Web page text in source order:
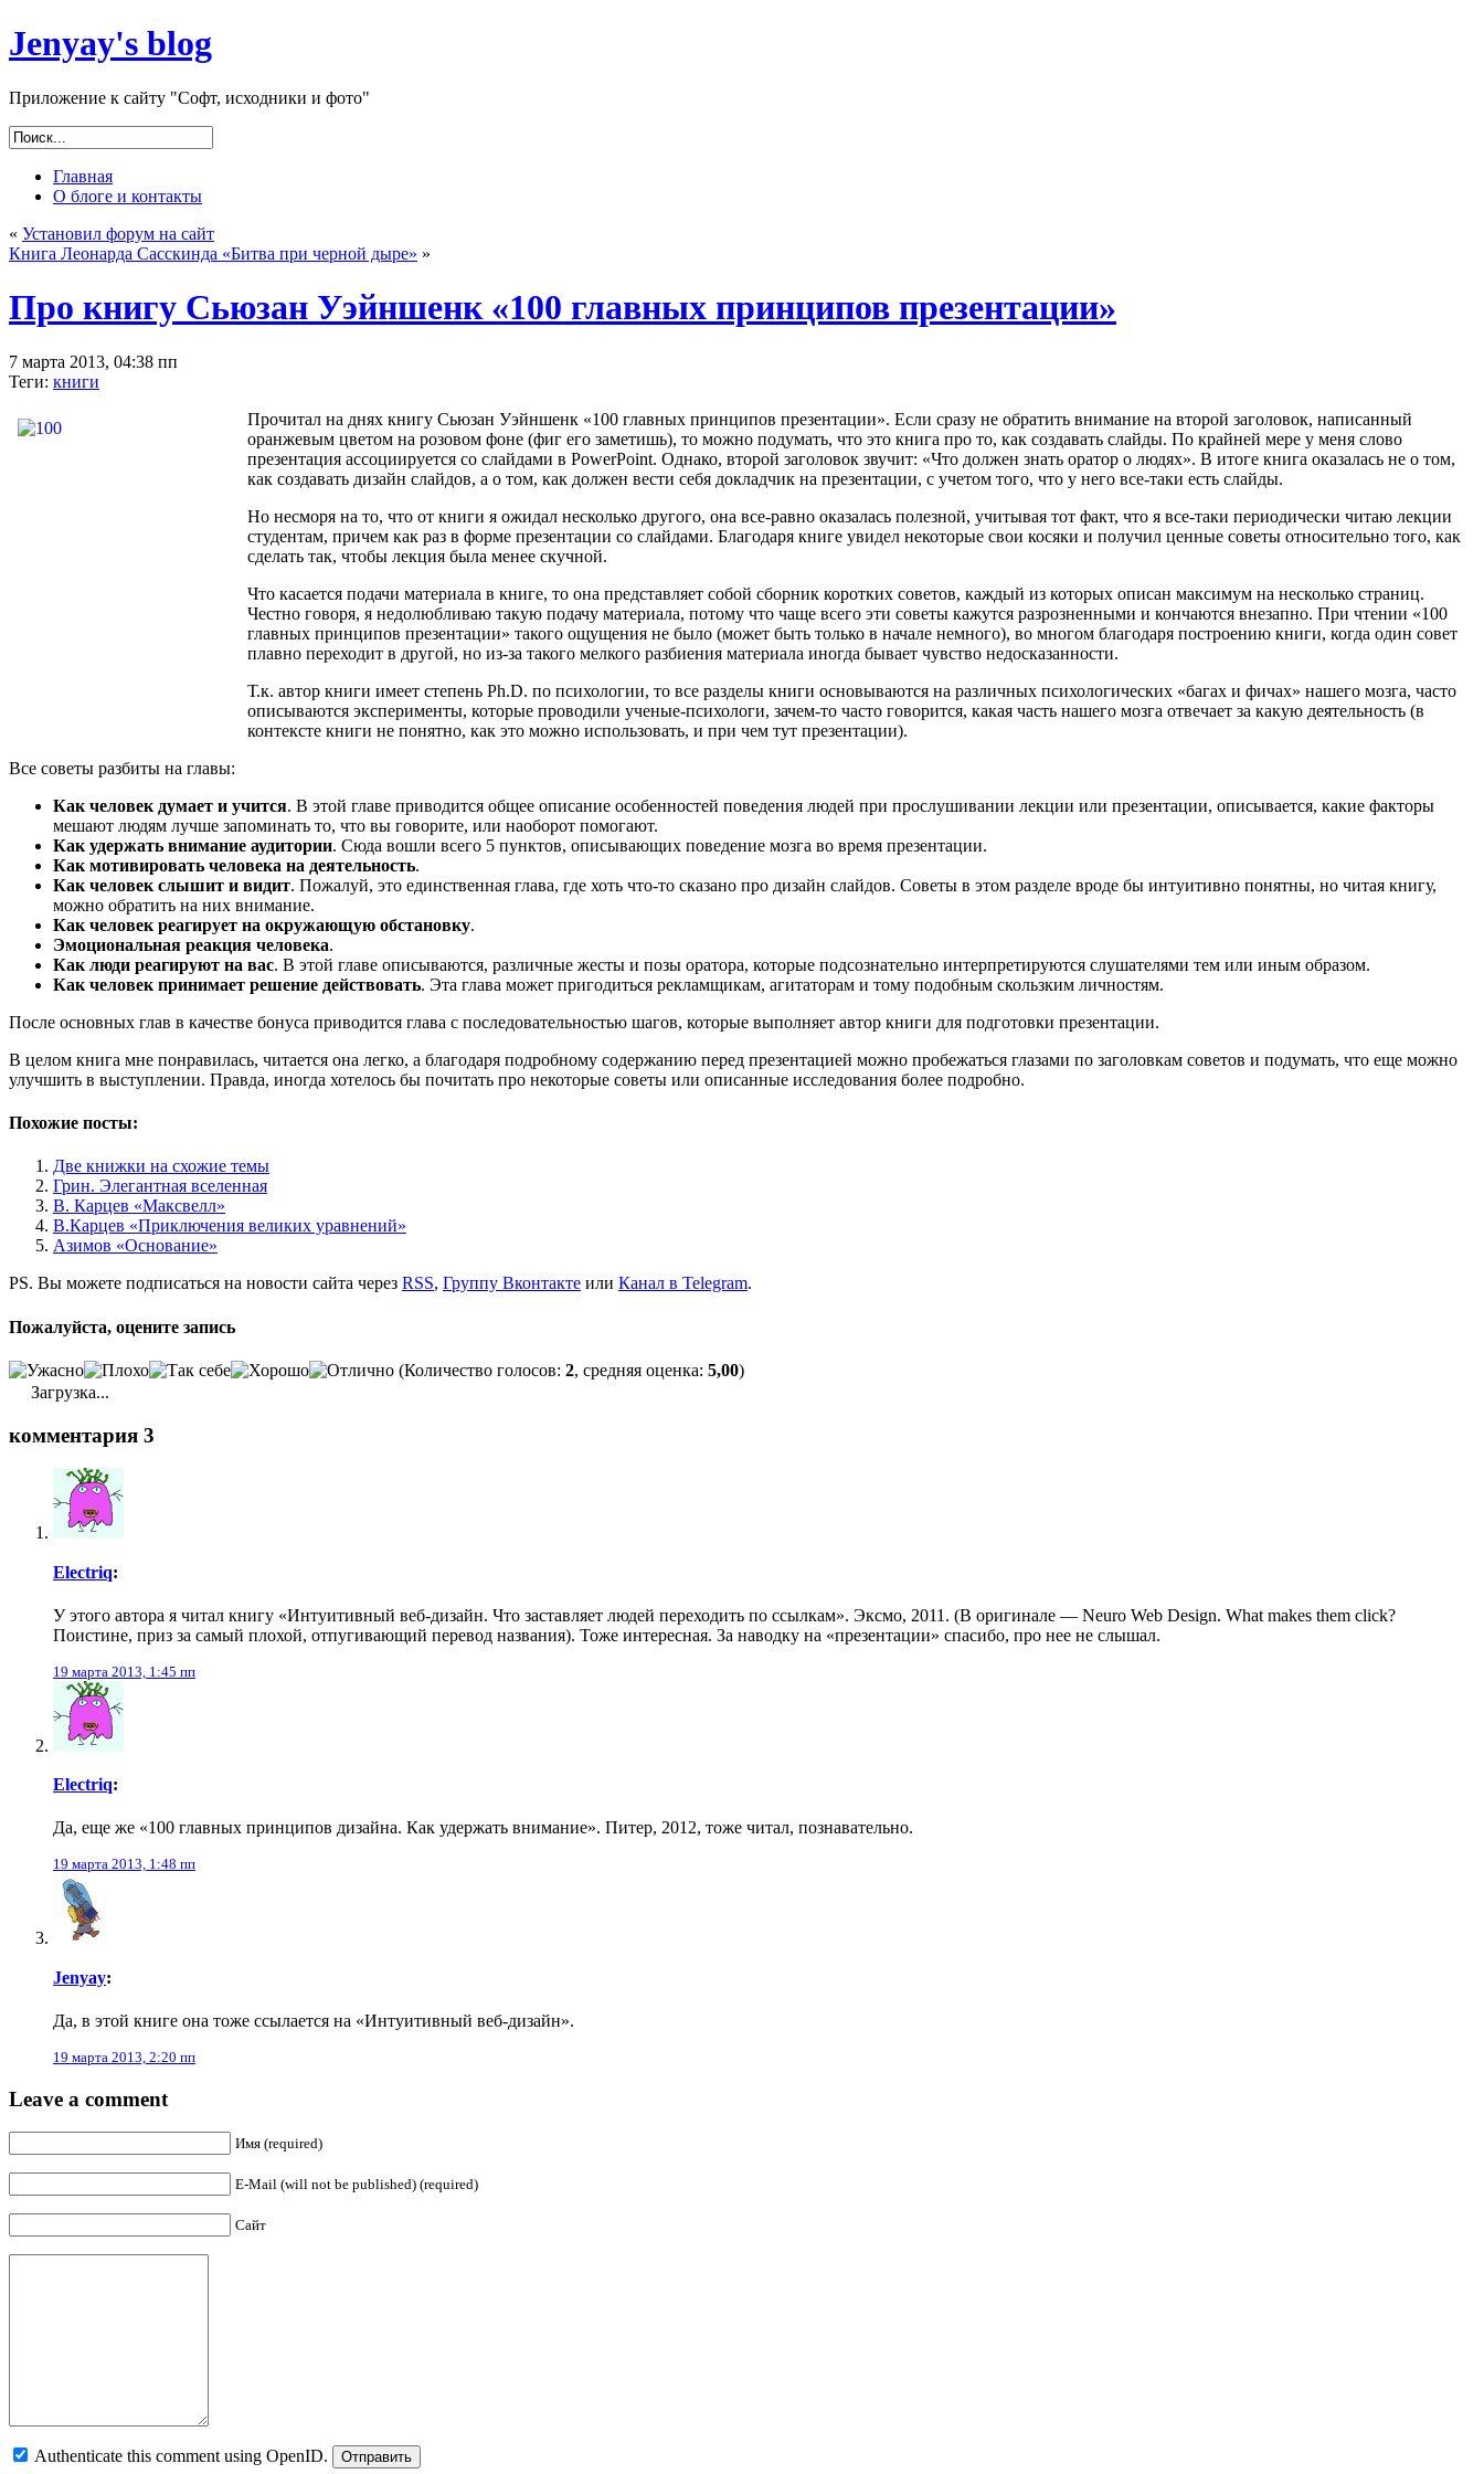
Jenyay's blog
Приложение к сайту "Софт, исходники и фото"
Главная
О блоге и контакты
« Установил форум на сайт
Книга Леонарда Сасскинда «Битва при черной дыре» »
Про книгу Сьюзан Уэйншенк «100 главных принципов презентации»
7 марта 2013, 04:38 пп
Теги: книги
Прочитал на днях книгу Сьюзан Уэйншенк «100 главных принципов презентации». Если сразу не обратить внимание на второй заголовок, написанный
оранжевым цветом на розовом фоне (фиг его заметишь), то можно подумать, что это книга про то, как создавать слайды. По крайней мере у меня слово
презентация ассоциируется со слайдами в PowerPoint. Однако, второй заголовок звучит: «Что должен знать оратор о людях». В итоге книга оказалась не о том,
как создавать дизайн слайдов, а о том, как должен вести себя докладчик на презентации, с учетом того, что у него все-таки есть слайды.
Но несморя на то, что от книги я ожидал несколько другого, она все-равно оказалась полезной, учитывая тот факт, что я все-таки периодически читаю лекции
студентам, причем как раз в форме презентации со слайдами. Благодаря книге увидел некоторые свои косяки и получил ценные советы относительно того, как
сделать так, чтобы лекция была менее скучной.
Что касается подачи материала в книге, то она представляет собой сборник коротких советов, каждый из которых описан максимум на несколько страниц.
Честно говоря, я недолюбливаю такую подачу материала, потому что чаще всего эти советы кажутся разрозненными и кончаются внезапно. При чтении «100
главных принципов презентации» такого ощущения не было (может быть только в начале немного), во многом благодаря построению книги, когда один совет
плавно переходит в другой, но из-за такого мелкого разбиения материала иногда бывает чувство недосказанности.
Т.к. автор книги имеет степень Ph.D. по психологии, то все разделы книги основываются на различных психологических «багах и фичах» нашего мозга, часто
описываются эксперименты, которые проводили ученые-психологи, зачем-то часто говорится, какая часть нашего мозга отвечает за какую деятельность (в
контексте книги не понятно, как это можно использовать, и при чем тут презентации).
Все советы разбиты на главы:
Как человек думает и учится. В этой главе приводится общее описание особенностей поведения людей при прослушивании лекции или презентации, описывается, какие факторы
мешают людям лучше запоминать то, что вы говорите, или наоборот помогают.
Как удержать внимание аудитории. Сюда вошли всего 5 пунктов, описывающих поведение мозга во время презентации.
Как мотивировать человека на деятельность.
Как человек слышит и видит. Пожалуй, это единственная глава, где хоть что-то сказано про дизайн слайдов. Советы в этом разделе вроде бы интуитивно понятны, но читая книгу,
можно обратить на них внимание.
Как человек реагирует на окружающую обстановку.
Эмоциональная реакция человека.
Как люди реагируют на вас. В этой главе описываются, различные жесты и позы оратора, которые подсознательно интерпретируются слушателями тем или иным образом.
Как человек принимает решение действовать. Эта глава может пригодиться рекламщикам, агитаторам и тому подобным скользким личностям.
После основных глав в качестве бонуса приводится глава с последовательностью шагов, которые выполняет автор книги для подготовки презентации.
В целом книга мне понравилась, читается она легко, а благодаря подробному содержанию перед презентацией можно пробежаться глазами по заголовкам советов и подумать, что еще можно
улучшить в выступлении. Правда, иногда хотелось бы почитать про некоторые советы или описанные исследования более подробно.
Похожие посты:
Две книжки на схожие темы
Грин. Элегантная вселенная
В. Карцев «Максвелл»
В.Карцев «Приключения великих уравнений»
Азимов «Основание»
PS. Вы можете подписаться на новости сайта через RSS, Группу Вконтакте или Канал в Telegram.
Пожалуйста, оцените запись
(Количество голосов: 2, средняя оценка: 5,00)
Загрузка...
комментария 3
Electriq:
У этого автора я читал книгу «Интуитивный веб-дизайн. Что заставляет людей переходить по ссылкам». Эксмо, 2011. (В оригинале — Neuro Web Design. What makes them click?
Поистине, приз за самый плохой, отпугивающий перевод названия). Тоже интересная. За наводку на «презентации» спасибо, про нее не слышал.
19 марта 2013, 1:45 пп
Electriq:
Да, еще же «100 главных принципов дизайна. Как удержать внимание». Питер, 2012, тоже читал, познавательно.
19 марта 2013, 1:48 пп
Jenyay:
Да, в этой книге она тоже ссылается на «Интуитивный веб-дизайн».
19 марта 2013, 2:20 пп
Leave a comment
Имя (required)
E-Mail (will not be published) (required)
Сайт
Authenticate this comment using OpenID.